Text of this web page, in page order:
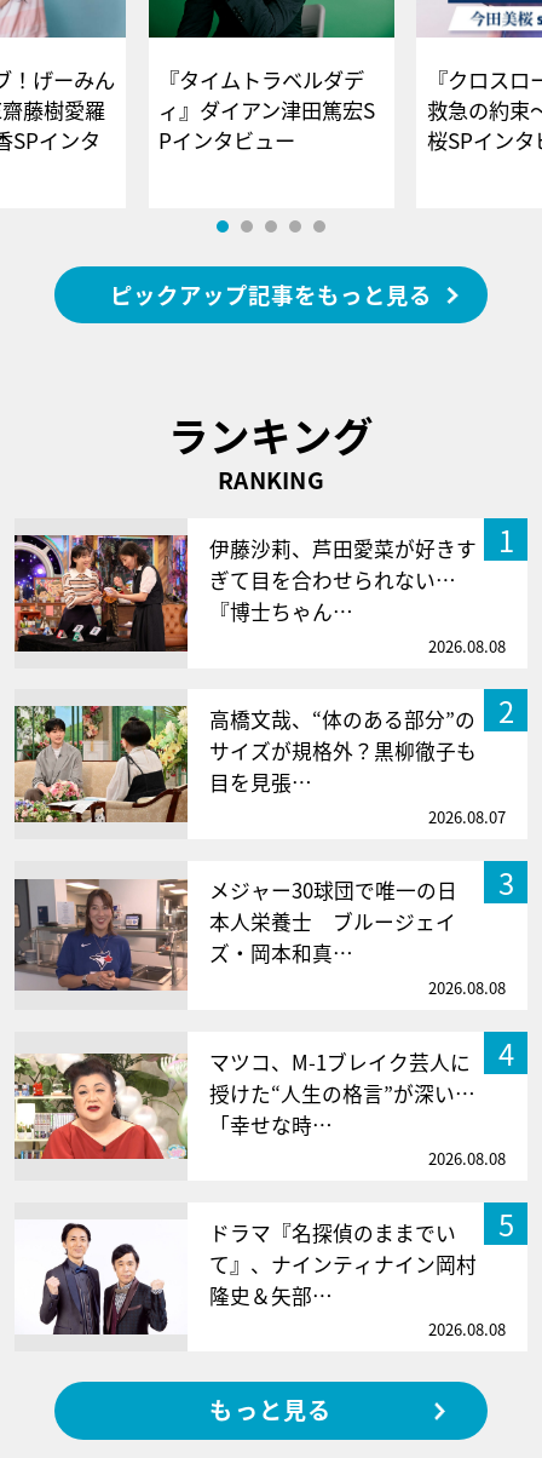
！げーみん
藤樹愛羅
SPインタ
『タイムトラベルダデ
ィ』ダイアン津田篤宏S
Pインタビュー
『クロス
救急の約束
桜SPイ
ピックアップ記事をもっと見る
ランキング
RANKING
1
伊藤沙莉、芦田愛菜が好きす
ぎて目を合わせられない…
『博士ちゃん…
2026.08.08
2
高橋文哉、“体のある部分”の
サイズが規格外？黒柳徹子も
目を見張…
2026.08.07
3
メジャー30球団で唯一の日
本人栄養士 ブルージェイ
ズ・岡本和真…
2026.08.08
4
マツコ、M-1ブレイク芸人に
授けた“人生の格言”が深い…
「幸せな時…
2026.08.08
5
ドラマ『名探偵のままでい
て』、ナインティナイン岡村
隆史＆矢部…
2026.08.08
もっと見る